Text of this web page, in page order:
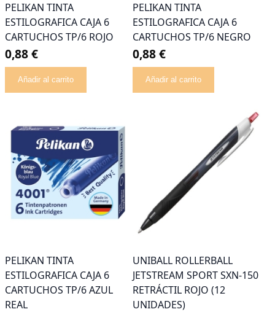
PELIKAN TINTA
ESTILOGRAFICA CAJA 6
CARTUCHOS TP/6 ROJO
0,88 €
Añadir al carrito
PELIKAN TINTA
ESTILOGRAFICA CAJA 6
CARTUCHOS TP/6 NEGRO
0,88 €
Añadir al carrito
PELIKAN TINTA
ESTILOGRAFICA CAJA 6
CARTUCHOS TP/6 AZUL
REAL
UNIBALL ROLLERBALL
JETSTREAM SPORT SXN-150
RETRÁCTIL ROJO (12
UNIDADES)